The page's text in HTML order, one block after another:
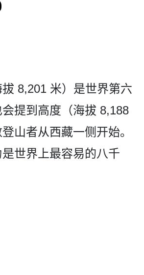
8,201 米）是世界第六
提到高度（海拔 8,188
山者从西藏一­侧开始。
世界上最容易的八千